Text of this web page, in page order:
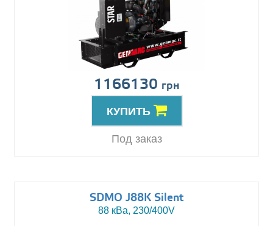
1166130 грн
КУПИТЬ
Под заказ
SDMO J88K Silent
88 кВа, 230/400V